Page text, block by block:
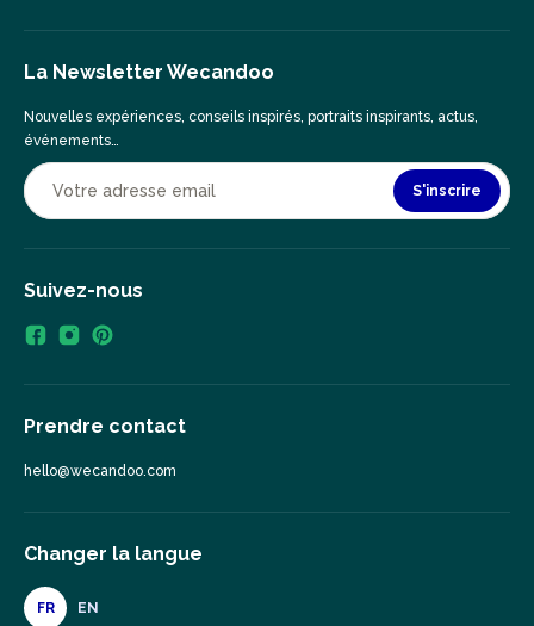
La Newsletter Wecandoo
Nouvelles expériences, conseils inspirés, portraits inspirants, actus,
événements…
S'inscrire
Suivez-nous
Prendre contact
hello@wecandoo.com
Changer la langue
FR EN